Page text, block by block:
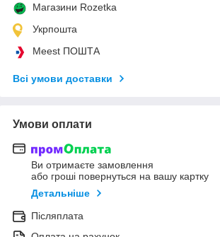
Магазини Rozetka
Укрпошта
Meest ПОШТА
Всі умови доставки
Умови оплати
Ви отримаєте замовлення
або гроші повернуться на вашу картку
Детальніше
Післяплата